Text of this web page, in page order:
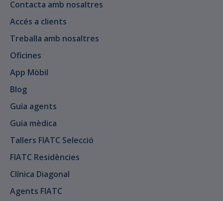
Contacta amb nosaltres
Accés a clients
Treballa amb nosaltres
Oficines
App Mòbil
Blog
Guia agents
Guia mèdica
Tallers FIATC Selecció
FIATC Residències
Clínica Diagonal
Agents FIATC